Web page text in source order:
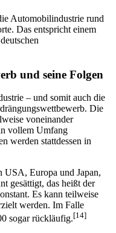
generiert.
des deutschen
Automobilindustrie rund
Das entspricht einem
und seine Folgen
– und somit auch die
Die
voneinander
vollem Umfang
Europa und Japan,
gesättigt, das heißt der
Es kann teilweise
werden. Im Falle